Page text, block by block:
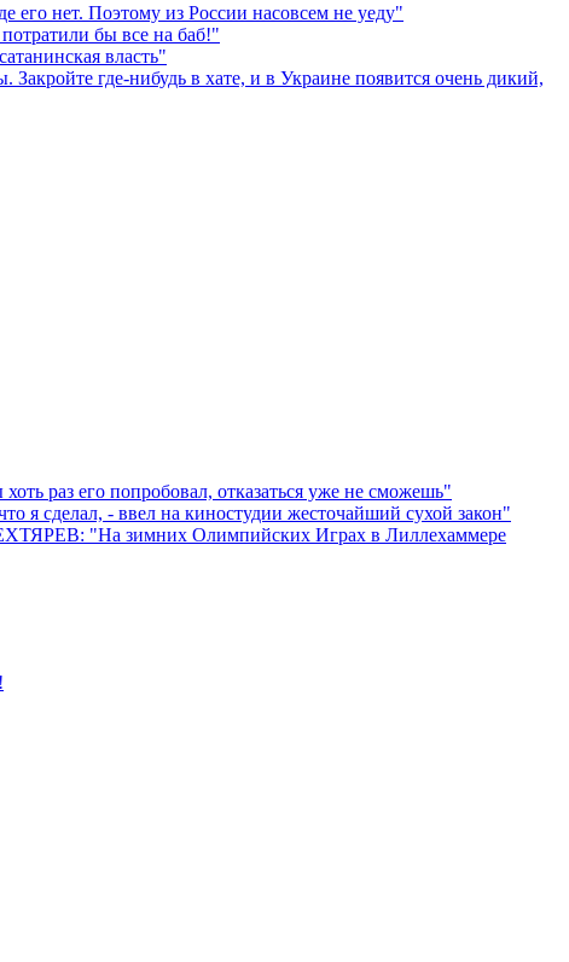
нет. Поэтому из России насовсем не уеду"
бы все на баб!"
власть"
где-нибудь в хате, и в Украине появится очень дикий,
раз его попробовал, отказаться уже не сможешь"
сделал, - ввел на киностудии жесточайший сухой закон"
"На зимних Олимпийских Играх в Лиллехаммере